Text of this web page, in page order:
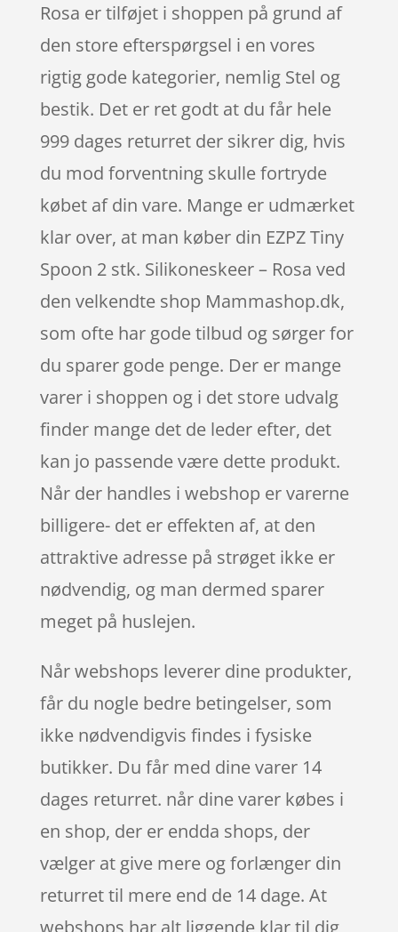
Rosa er tilføjet i shoppen på grund af
den store efterspørgsel i en vores
rigtig gode kategorier, nemlig Stel og
bestik. Det er ret godt at du får hele
999 dages returret der sikrer dig, hvis
du mod forventning skulle fortryde
købet af din vare. Mange er udmærket
klar over, at man køber din EZPZ Tiny
Spoon 2 stk. Silikoneskeer – Rosa ved
den velkendte shop Mammashop.dk,
som ofte har gode tilbud og sørger for
du sparer gode penge. Der er mange
varer i shoppen og i det store udvalg
finder mange det de leder efter, det
kan jo passende være dette produkt.
Når der handles i webshop er varerne
billigere- det er effekten af, at den
attraktive adresse på strøget ikke er
nødvendig, og man dermed sparer
meget på huslejen.
Når webshops leverer dine produkter,
får du nogle bedre betingelser, som
ikke nødvendigvis findes i fysiske
butikker. Du får med dine varer 14
dages returret. når dine varer købes i
en shop, der er endda shops, der
vælger at give mere og forlænger din
returret til mere end de 14 dage. At
webshops har alt liggende klar til dig